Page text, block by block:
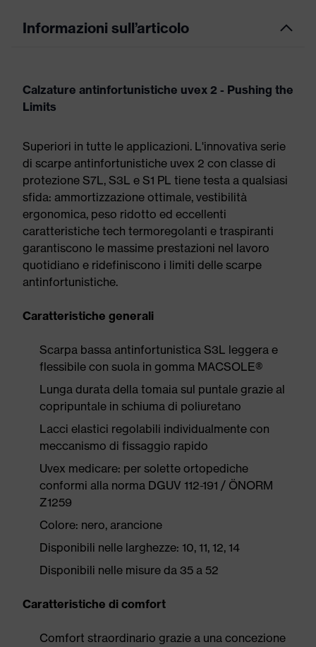
Informazioni sull’articolo
Calzature antinfortunistiche uvex 2 - Pushing the
Limits
Superiori in tutte le applicazioni. L'innovativa serie
di scarpe antinfortunistiche uvex 2 con classe di
protezione S7L, S3L e S1 PL tiene testa a qualsiasi
sfida: ammortizzazione ottimale, vestibilità
ergonomica, peso ridotto ed eccellenti
caratteristiche tech termoregolanti e traspiranti
garantiscono le massime prestazioni nel lavoro
quotidiano e ridefiniscono i limiti delle scarpe
antinfortunistiche.
Caratteristiche generali
Scarpa bassa antinfortunistica S3L leggera e
flessibile con suola in gomma MACSOLE®
Lunga durata della tomaia sul puntale grazie al
copripuntale in schiuma di poliuretano
Lacci elastici regolabili individualmente con
meccanismo di fissaggio rapido
Uvex medicare: per solette ortopediche
conformi alla norma DGUV 112-191 / ÖNORM
Z1259
Colore: nero, arancione
Disponibili nelle larghezze: 10, 11, 12, 14
Disponibili nelle misure da 35 a 52
Caratteristiche di comfort
Comfort straordinario grazie a una concezione